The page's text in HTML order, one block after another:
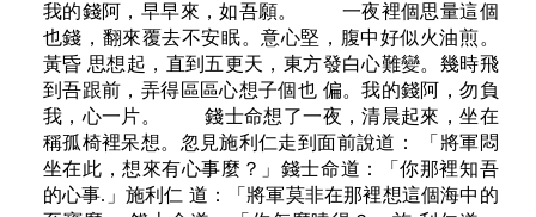
我的錢阿，早早來，如吾願。 一夜裡個思量這個
也錢，翻來覆去不安眠。意心堅，腹中好似火油煎。
黃昏 思想起，直到五更天，東方發白心難變。幾時飛
到吾跟前，弄得區區心想子個也 偏。我的錢阿，勿負
我，心一片。 錢士命想了一夜，清晨起來，坐在
稱孤椅裡呆想。忽見施利仁走到面前說道： 「將軍悶
坐在此，想來有心事麼？」錢士命道：「你那裡知吾
的心事.」施利仁 道：「將軍莫非在那裡想這個海中的